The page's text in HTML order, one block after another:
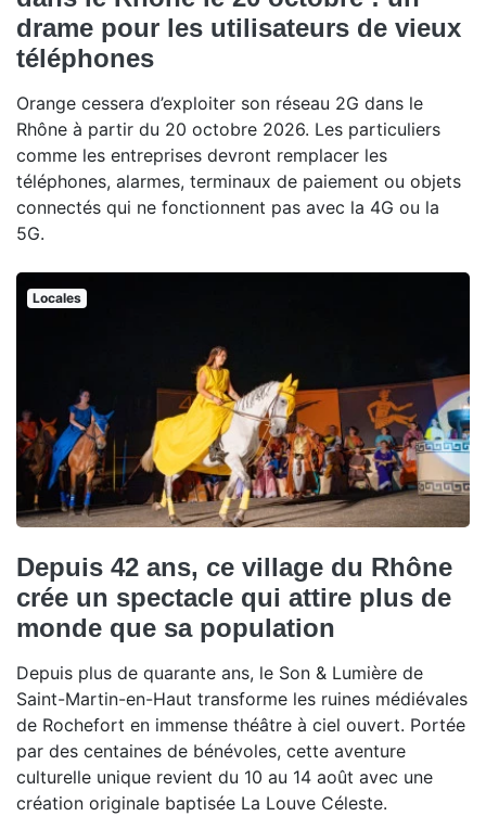
drame pour les utilisateurs de vieux
téléphones
Orange cessera d’exploiter son réseau 2G dans le
Rhône à partir du 20 octobre 2026. Les particuliers
comme les entreprises devront remplacer les
téléphones, alarmes, terminaux de paiement ou objets
connectés qui ne fonctionnent pas avec la 4G ou la
5G.
Locales
Depuis 42 ans, ce village du Rhône
crée un spectacle qui attire plus de
monde que sa population
Depuis plus de quarante ans, le Son & Lumière de
Saint-Martin-en-Haut transforme les ruines médiévales
de Rochefort en immense théâtre à ciel ouvert. Portée
par des centaines de bénévoles, cette aventure
culturelle unique revient du 10 au 14 août avec une
création originale baptisée La Louve Céleste.